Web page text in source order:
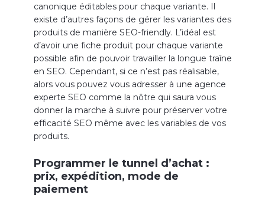
canonique éditables pour chaque variante. Il
existe d’autres façons de gérer les variantes des
produits de manière SEO-friendly. L’idéal est
d’avoir une fiche produit pour chaque variante
possible afin de pouvoir travailler la longue traîne
en SEO. Cependant, si ce n’est pas réalisable,
alors vous pouvez vous adresser à une agence
experte SEO comme la nôtre qui saura vous
donner la marche à suivre pour préserver votre
efficacité SEO même avec les variables de vos
produits.
Programmer le tunnel d’achat :
prix, expédition, mode de
paiement